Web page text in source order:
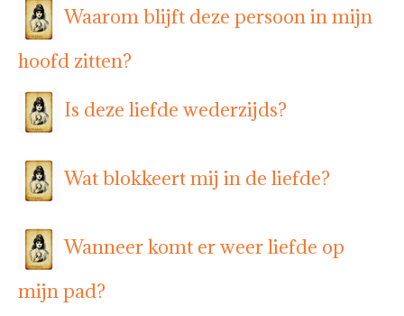
Waarom blijft deze persoon in mijn
hoofd zitten?
Is deze liefde wederzijds?
Wat blokkeert mij in de liefde?
Wanneer komt er weer liefde op
mijn pad?